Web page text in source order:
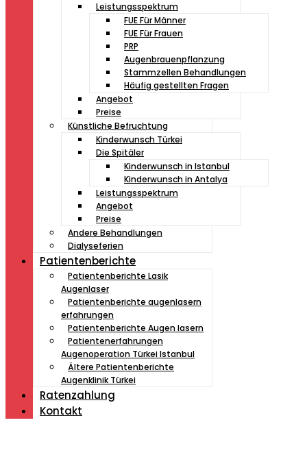
Leistungsspektrum
FUE Für Männer
FUE Für Frauen
PRP
Augenbrauenpflanzung
Stammzellen Behandlungen
Häufig gestellten Fragen
Angebot
Preise
Künstliche Befruchtung
Kinderwunsch Türkei
Die Spitäler
Kinderwunsch in Istanbul
Kinderwunsch in Antalya
Leistungsspektrum
Angebot
Preise
Andere Behandlungen
Dialyseferien
Patientenberichte
Patientenberichte Lasik
Augenlaser
Patientenberichte augenlasern
erfahrungen
Patientenberichte Augen lasern
Patientenerfahrungen
Augenoperation Türkei Istanbul
Ältere Patientenberichte
Augenklinik Türkei
Ratenzahlung
Kontakt